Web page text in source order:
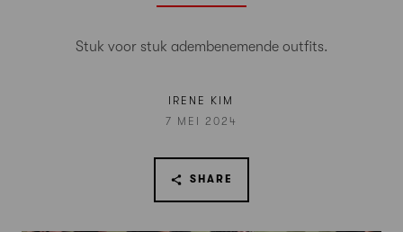
Stuk voor stuk adembenemende outfits.
IRENE KIM
7 MEI 2024
SHARE